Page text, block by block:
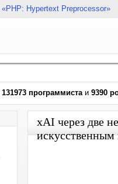
«PHP: Hypertext Preprocessor»
131973 программистаи 9390
xAI через две
искусственным